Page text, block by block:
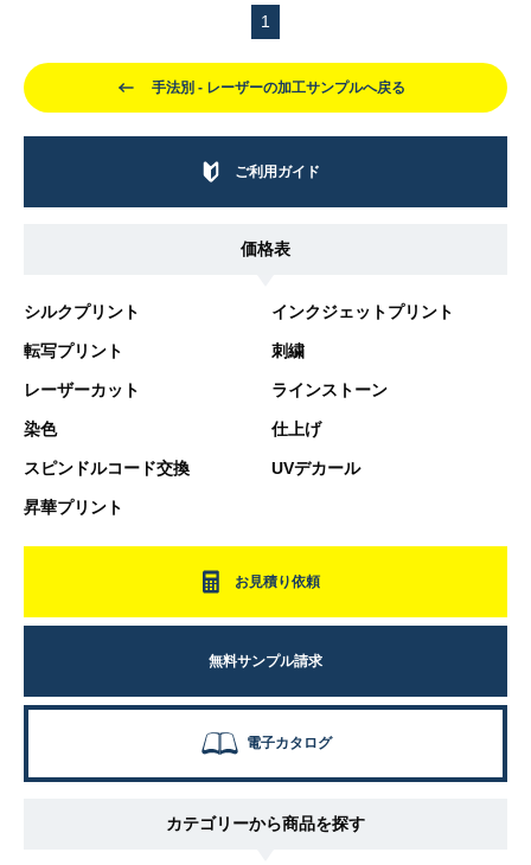
ご利用ガイド
価格表
シルクプリント インクジェットプリント
転写プリント 刺繍
レーザーカット ラインストーン
染色 仕上げ
スピンドルコード交換 UVデカール
昇華プリント
お見積り依頼
無料サンプル請求
電子カタログ
カテゴリーから商品を探す
1
手法別 - レーザーの加工サンプルへ戻る